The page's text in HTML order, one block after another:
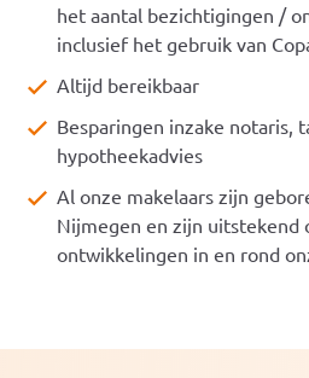
het aantal bezichtigingen /
inclusief het gebruik van
Altijd bereikbaar
Besparingen inzake notaris,
hypotheekadvies
Al onze makelaars zijn
Nijmegen en zijn uitstekend
ontwikkelingen in en rond